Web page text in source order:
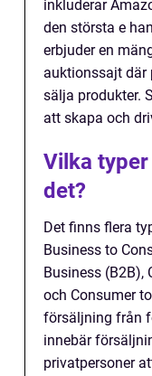
inkluderar
den största e
erbjuder en
auktionssajt där
sälja produkter.
att skapa och
Vilka
det?
Det finns flera
Business to
Business (B2B),
och Consumer
försäljning från
innebär
privatpersoner